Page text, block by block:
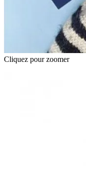
Cliquez pour zoomer